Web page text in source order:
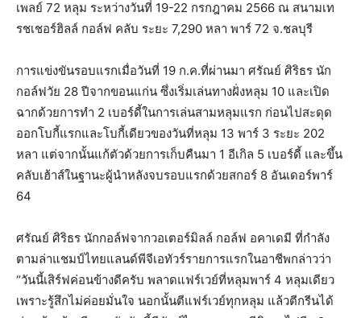
เพลย์ 72 หลุม ระหว่างวันที่ 19-22 กรกฎาคม 2566 ณ สนามเท
รชเชอร์ฮิลล์ กอล์ฟ คลับ ระยะ 7,290 หลา พาร์ 72 จ.ชลบุรี
การแข่งขันรอบแรกเมื่อวันที่ 19 ก.ค.ที่ผ่านมา ศรัณย์ ศิริธร นัก
กอล์ฟวัย 28 ปีจากขอนแก่น ซึ่งเริ่มเล่นทางฝั่งหลุม 10 และเปิด
ฉากด้วยการทำ 2 เบอร์ดี้ในการเล่นสามหลุมแรก ก่อนไปสะดุด
ออกโบกี้แรกและโบกี้เดียวของวันที่หลุม 13 พาร์ 3 ระยะ 202
หลา แต่จากนั้นแก้ตัวด้วยการเก็บคืนมา 1 อีเกิล 5 เบอร์ดี้ และขึ้น
คลับเฮ้าส์ในฐานะผู้นำหลังจบรอบแรกด้วยสกอร์ 8 อันเดอร์พาร์
64
ศรัณย์ ศิริธร นักกอล์ฟจากวอเตอร์มิลล์ กอล์ฟ อคาเดมี ที่กำลัง
ตามล่าแชมป์ไทยแลนด์พีจีเอทัวร์รายการแรกในอาชีพกล่าวว่า
“วันนี้เสิร์ฟค่อนข้างดีครับ พลาดแฟร์เวย์ที่หลุมพาร์ 4 หลุมเดียว
เพราะรู้สึกไม่ค่อยมั่นใจ นอกนั้นตีแฟร์เวย์ทุกหลุม แล้วตีกรีนได้